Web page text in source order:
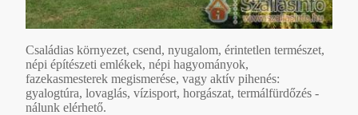
Családias környezet, csend, nyugalom, érintetlen természet,
népi építészeti emlékek, népi hagyományok,
fazekasmesterek megismerése, vagy aktív pihenés:
gyalogtúra, lovaglás, vízisport, horgászat, termálfürdőzés -
nálunk elérhető.